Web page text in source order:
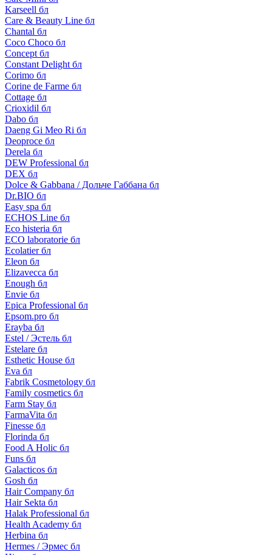
Karseell бл
Care & Beauty Line бл
Chantal бл
Coco Choco бл
Concept бл
Constant Delight бл
Corimo бл
Corine de Farme бл
Cottage бл
Crioxidil бл
Dabo бл
Daeng Gi Meo Ri бл
Deoproce бл
Derela бл
DEW Professional бл
DEX бл
Dolce & Gabbana / Дольче Габбана бл
Dr.BIO бл
Easy spa бл
ECHOS Line бл
Eco histeria бл
ECO laboratorie бл
Ecolatier бл
Eleon бл
Elizavecca бл
Enough бл
Envie бл
Epica Professional бл
Epsom.pro бл
Erayba бл
Estel / Эстель бл
Estelare бл
Esthetic House бл
Eva бл
Fabrik Cosmetology бл
Family cosmetics бл
Farm Stay бл
FarmaVita бл
Finesse бл
Florinda бл
Food A Holic бл
Funs бл
Galacticos бл
Gosh бл
Hair Company бл
Hair Sekta бл
Halak Professional бл
Health Academy бл
Herbina бл
Hermes / Эрмес бл